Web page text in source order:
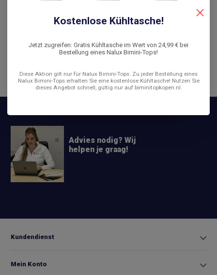
Produktbeschreibung
Bewertungen
Teilen
Advies nodig? Wij
helpen je graag!
Kundendienst
Mein Konto
Kostenlose Kühltasche!
Jetzt zugreifen: Gratis Kühltasche im Wert von 24,99 € bei
Bestellung eines Nalux Bimini-Tops!
Diese Aktion gilt nur für Nalux Bimini-Tops. Zu jeder Bestellung eines
Nalux Bimini-Tops erhalten Sie eine kostenlose Kühltasche! Nutzen Sie
dieses Angebot schnell, gültig nur auf biminitopkopen.nl.